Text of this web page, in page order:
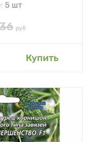
5 шт
руб
Купить